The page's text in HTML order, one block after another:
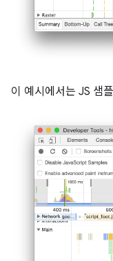
이 예시에서는 JS 샘